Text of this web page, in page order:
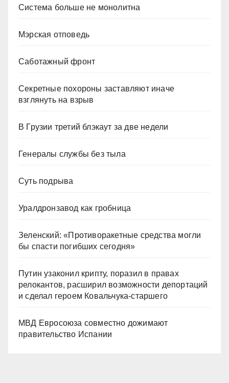
Система больше не монолитна
Мэрская отповедь
Саботажный фронт
Секретные похороны заставляют иначе
взглянуть на взрыв
В Грузии третий блэкаут за две недели
Генералы службы без тыла
Суть подрыва
Уралдронзавод как гробница
Зеленский: «Противоракетные средства могли
бы спасти погибших сегодня»
Путин узаконил крипту, поразил в правах
релокантов, расширил возможности депортаций
и сделал героем Ковальчука-старшего
МВД Евросоюза совместно дожимают
правительство Испании